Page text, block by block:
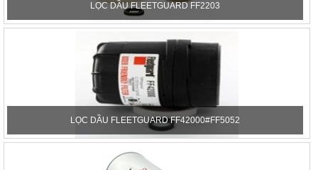
LỌC DẦU FLEETGUARD FF2203
LỌC DẦU FLEETGUARD FF42000#FF5052